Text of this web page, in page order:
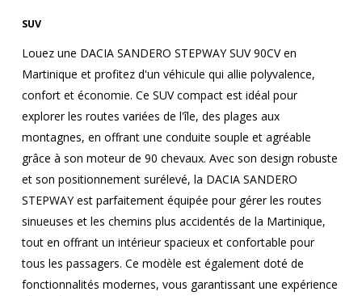
SUV
Louez une DACIA SANDERO STEPWAY SUV 90CV en
Martinique et profitez d'un véhicule qui allie polyvalence,
confort et économie. Ce SUV compact est idéal pour
explorer les routes variées de l'île, des plages aux
montagnes, en offrant une conduite souple et agréable
grâce à son moteur de 90 chevaux. Avec son design robuste
et son positionnement surélevé, la DACIA SANDERO
STEPWAY est parfaitement équipée pour gérer les routes
sinueuses et les chemins plus accidentés de la Martinique,
tout en offrant un intérieur spacieux et confortable pour
tous les passagers. Ce modèle est également doté de
fonctionnalités modernes, vous garantissant une expérience